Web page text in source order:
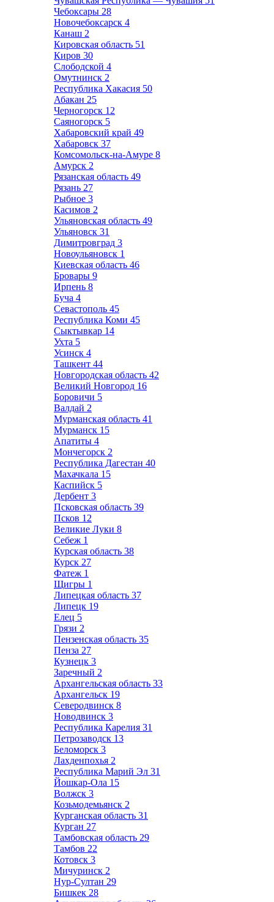
Чебоксары 28
Новочебоксарск 4
Канаш 2
Кировская область 51
Киров 30
Слободской 4
Омутнинск 2
Республика Хакасия 50
Абакан 25
Черногорск 12
Саяногорск 5
Хабаровский край 49
Хабаровск 37
Комсомольск-на-Амуре 8
Амурск 2
Рязанская область 49
Рязань 27
Рыбное 3
Касимов 2
Ульяновская область 49
Ульяновск 31
Димитровград 3
Новоульяновск 1
Киевская область 46
Бровары 9
Ирпень 8
Буча 4
Севастополь 45
Республика Коми 45
Сыктывкар 14
Ухта 5
Усинск 4
Ташкент 44
Новгородская область 42
Великий Новгород 16
Боровичи 5
Валдай 2
Мурманская область 41
Мурманск 15
Апатиты 4
Мончегорск 2
Республика Дагестан 40
Махачкала 15
Каспийск 5
Дербент 3
Псковская область 39
Псков 12
Великие Луки 8
Себеж 1
Курская область 38
Курск 27
Фатеж 1
Щигры 1
Липецкая область 37
Липецк 19
Елец 5
Грязи 2
Пензенская область 35
Пенза 27
Кузнецк 3
Заречный 2
Архангельская область 33
Архангельск 19
Северодвинск 8
Новодвинск 3
Республика Карелия 31
Петрозаводск 13
Беломорск 3
Лахденпохья 2
Республика Марий Эл 31
Йошкар-Ола 15
Волжск 3
Козьмодемьянск 2
Курганская область 31
Курган 27
Тамбовская область 29
Тамбов 22
Котовск 3
Мичуринск 2
Нур-Султан 29
Бишкек 28